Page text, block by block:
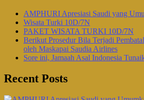
AMPHURI Apresiasi Saudi yang
Wisata Turki 10D/7N
PAKET WISATA TURKI 10D/7N
Berikut Prosedur Bila Terjadi
oleh Maskapai Saudia Airlines
Sore ini, Jamaah Asal Indonesia
Recent Posts